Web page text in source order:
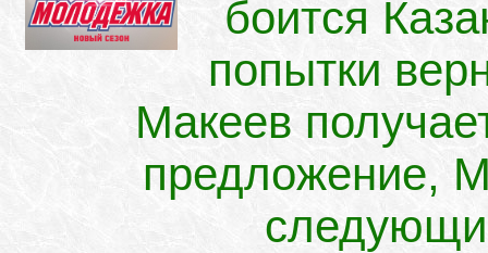
боится
попытки
Макеев
предложение,